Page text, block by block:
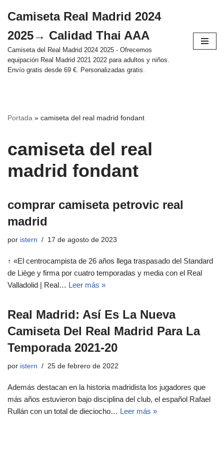
al
contenido
Camiseta Real Madrid 2024
2025→ Calidad Thai AAA
Camiseta del Real Madrid 2024 2025 - Ofrecemos
equipación Real Madrid 2021 2022 para adultos y niños.
Envío gratis desde 69 €. Personalizadas gratis.
Portada » camiseta del real madrid fondant
camiseta del real
madrid fondant
comprar camiseta petrovic real
madrid
por istern 17 de agosto de 2023
↑ «El centrocampista de 26 años llega traspasado del Standard
de Liège y firma por cuatro temporadas y media con el Real
Valladolid | Real… Leer más »
Real Madrid: Así Es La Nueva
Camiseta Del Real Madrid Para La
Temporada 2021-20
por istern 25 de febrero de 2022
Además destacan en la historia madridista los jugadores que
más años estuvieron bajo disciplina del club, el español Rafael
Rullán con un total de dieciocho… Leer más »